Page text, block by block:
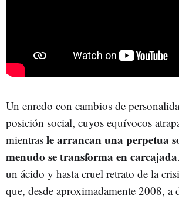
Un enredo con cambios de
posición social, cuyos equívocos
mientras le arrancan una perpetua
menudo se transforma en carcajada
un ácido y hasta cruel retrato de la
que, desde aproximadamente 2008, a